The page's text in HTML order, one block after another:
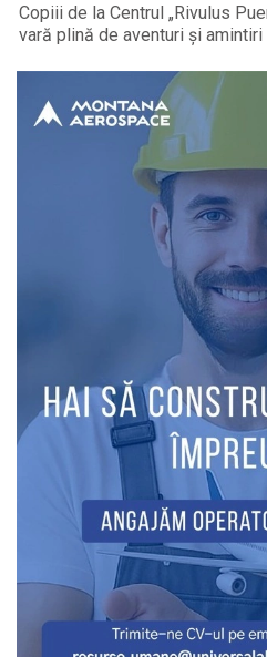
Copiii de la Centrul „Rivulus
vară plină de aventuri și amintiri